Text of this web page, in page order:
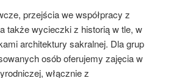
przejścia we współpracy z
także wycieczki z historią w tle, w
architektury sakralnej. Dla grup
osób oferujemy zajęcia w
włącznie z